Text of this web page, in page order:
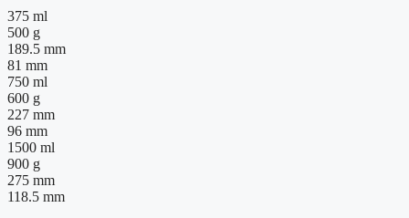
375 ml
500 g
189.5 mm
81 mm
750 ml
600 g
227 mm
96 mm
1500 ml
900 g
275 mm
118.5 mm